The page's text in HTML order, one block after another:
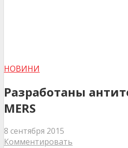
НОВИНИ
Разработаны
MERS
8 сентября 2015
Комментировать